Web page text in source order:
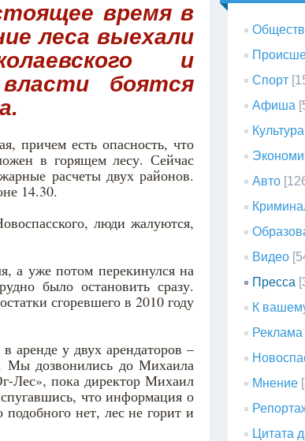
время в
леса выехали
и
боятся
причем есть опасность, что
в горящем лесу. Сейчас
расчеты двух районов.
14.30.
люди жалуются,
а уже потом перекинулся на
было остановить сразу.
сгоревшего в 2010 году
аренде у двух арендаторов –
дозвонились до Михаила
Лес», пока директор Михаил
что информация о
нет, лес не горит и
Спорт
Афиша
Культура
Авто
Видео
Пресса
К
Реклама
Мнение
Цитата